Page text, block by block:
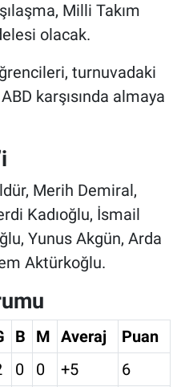
Milli Takım
olacak.
turnuvadaki
karşısında almaya
Merih Demiral,
Kadıoğlu, İsmail
Yunus Akgün, Arda
Aktürkoğlu.
B M Averaj
Puan
0 0 +5 6